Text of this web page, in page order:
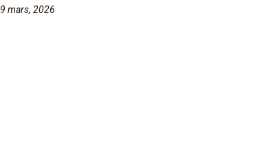
9 mars, 2026